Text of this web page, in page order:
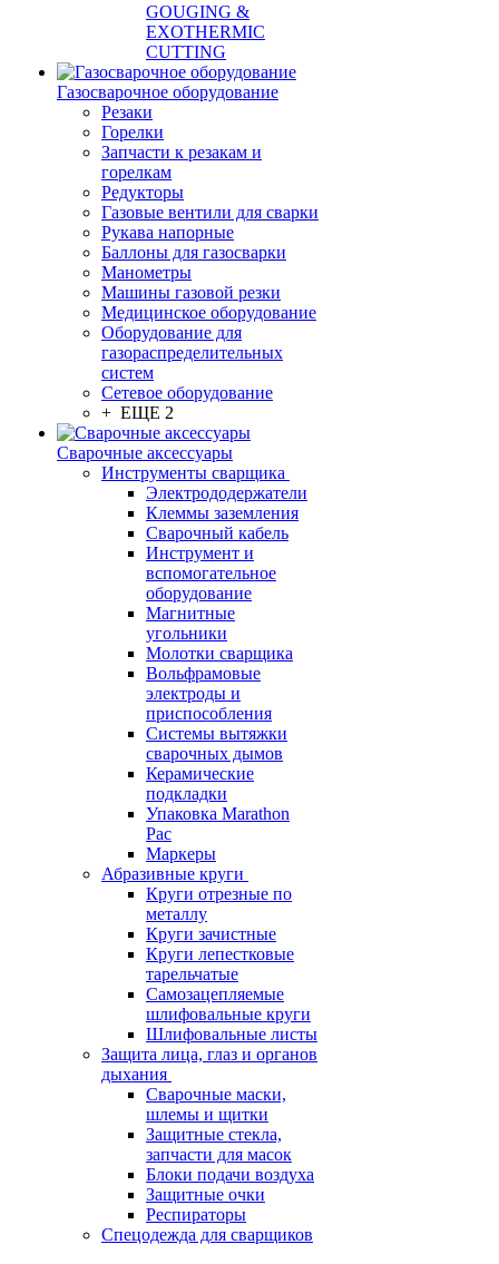
GOUGING &
EXOTHERMIC
CUTTING
Газосварочное оборудование
Резаки
Горелки
Запчасти к резакам и
горелкам
Редукторы
Газовые вентили для сварки
Рукава напорные
Баллоны для газосварки
Манометры
Машины газовой резки
Медицинское оборудование
Оборудование для
газораспределительных
систем
Сетевое оборудование
+ ЕЩЕ 2
Сварочные аксессуары
Инструменты сварщика
Электрододержатели
Клеммы заземления
Сварочный кабель
Инструмент и
вспомогательное
оборудование
Магнитные
угольники
Молотки сварщика
Вольфрамовые
электроды и
приспособления
Системы вытяжки
сварочных дымов
Керамические
подкладки
Упаковка Marathon
Pac
Маркеры
Абразивные круги
Круги отрезные по
металлу
Круги зачистные
Круги лепестковые
тарельчатые
Самозацепляемые
шлифовальные круги
Шлифовальные листы
Защита лица, глаз и органов
дыхания
Сварочные маски,
шлемы и щитки
Защитные стекла,
запчасти для масок
Блоки подачи воздуха
Защитные очки
Респираторы
Спецодежда для сварщиков